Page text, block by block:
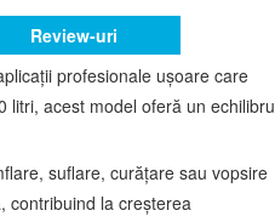
profesionale ușoare care
litri, acest model oferă un echilibru
suflare, curățare sau vopsire
contribuind la creșterea
Review-uri